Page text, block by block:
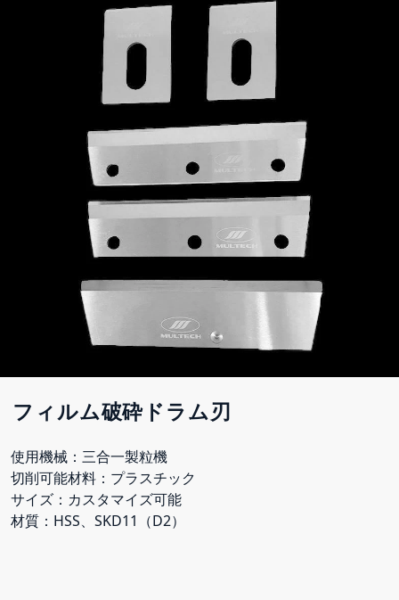
フィルム破砕ドラム刃
使用機械：三合一製粒機
切削可能材料：プラスチック
サイズ：カスタマイズ可能
材質：HSS、SKD11（D2）